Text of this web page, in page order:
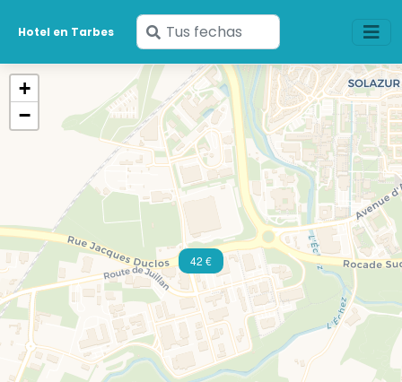
Hotel en Tarbes
Ingresa
tus
fechas
42 €
+
−